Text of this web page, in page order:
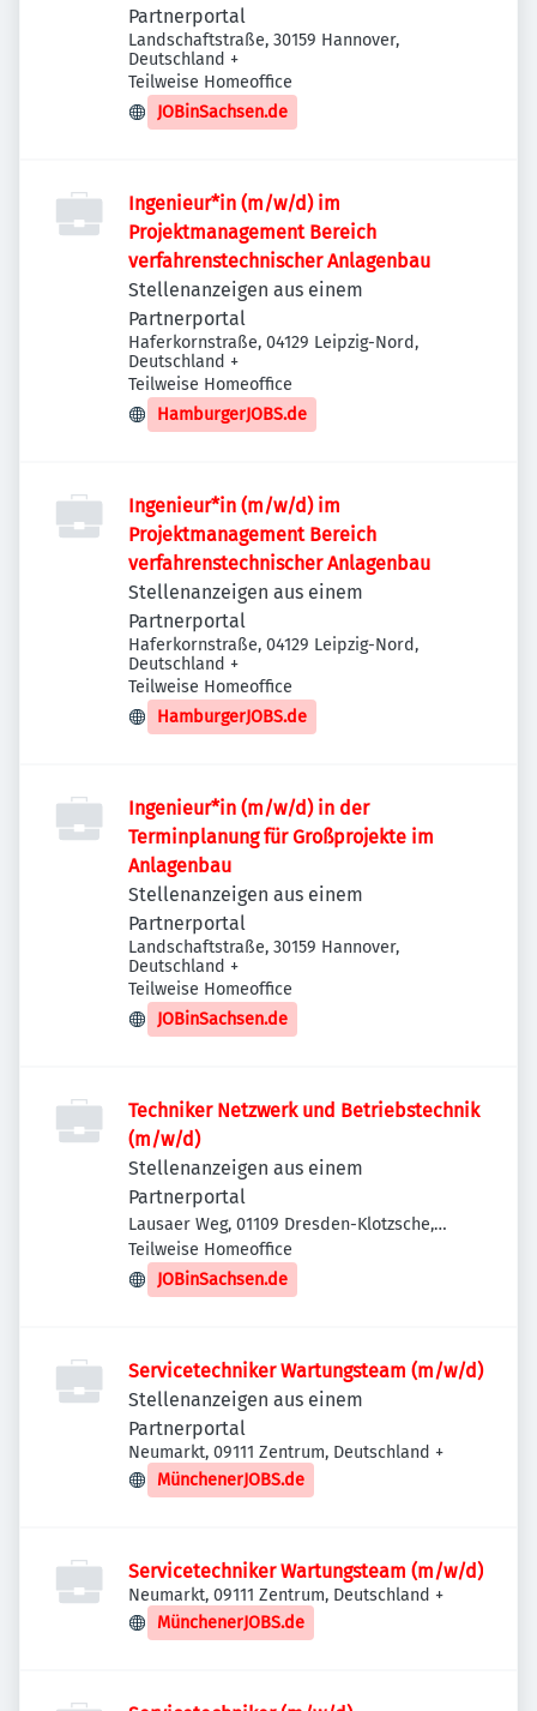
Partnerportal
Landschaftstraße, 30159 Hannover,
Deutschland +
Teilweise Homeoffice
JOBinSachsen.de
Ingenieur*in (m/w/d) im
Projektmanagement Bereich
verfahrenstechnischer Anlagenbau
Stellenanzeigen aus einem
Partnerportal
Haferkornstraße, 04129 Leipzig-Nord,
Deutschland +
Teilweise Homeoffice
HamburgerJOBS.de
Ingenieur*in (m/w/d) im
Projektmanagement Bereich
verfahrenstechnischer Anlagenbau
Stellenanzeigen aus einem
Partnerportal
Haferkornstraße, 04129 Leipzig-Nord,
Deutschland +
Teilweise Homeoffice
HamburgerJOBS.de
Ingenieur*in (m/w/d) in der
Terminplanung für Großprojekte im
Anlagenbau
Stellenanzeigen aus einem
Partnerportal
Landschaftstraße, 30159 Hannover,
Deutschland +
Teilweise Homeoffice
JOBinSachsen.de
Techniker Netzwerk und Betriebstechnik
(m/w/d)
Stellenanzeigen aus einem
Partnerportal
Lausaer Weg, 01109 Dresden-Klotzsche,
Deutschland
Teilweise Homeoffice
JOBinSachsen.de
Servicetechniker Wartungsteam (m/w/d)
Stellenanzeigen aus einem
Partnerportal
Neumarkt, 09111 Zentrum, Deutschland +
MünchenerJOBS.de
Servicetechniker Wartungsteam (m/w/d)
Neumarkt, 09111 Zentrum, Deutschland +
MünchenerJOBS.de